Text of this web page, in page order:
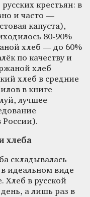
крестьян: в
и часто —
капуста),
80-90%
хлеб — до 60%
по качеству и
хлеб
хлеб в средние
в книге
лучшее
России).
хлеба
складывалась
идеальном виде
Хлеб в русской
а лишь раз в